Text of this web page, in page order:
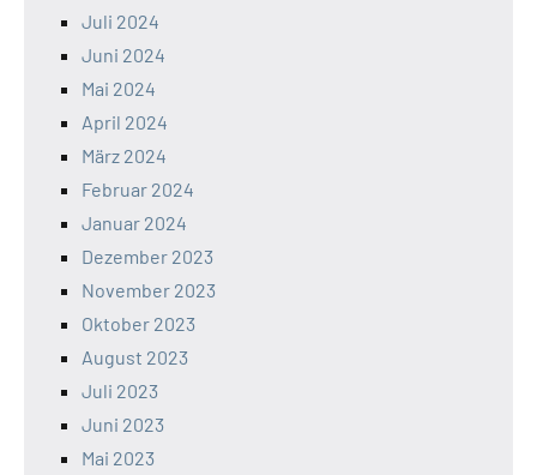
Juli 2024
Juni 2024
Mai 2024
April 2024
März 2024
Februar 2024
Januar 2024
Dezember 2023
November 2023
Oktober 2023
August 2023
Juli 2023
Juni 2023
Mai 2023